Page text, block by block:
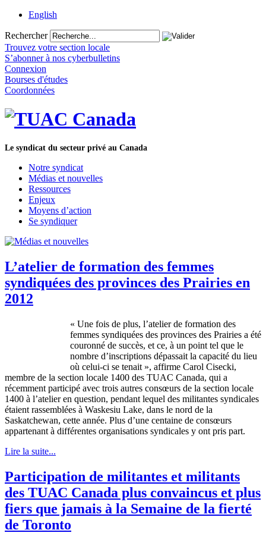
English
Rechercher
Trouvez votre section locale
S’abonner à nos cyberbulletins
Connexion
Bourses d'études
Coordonnées
Le syndicat du secteur privé au Canada
Notre syndicat
Médias et nouvelles
Ressources
Enjeux
Moyens d’action
Se syndiquer
L’atelier de formation des femmes
syndiquées des provinces des Prairies en
2012
« Une fois de plus, l’atelierde formation des
femmes syndiquées des provinces des Prairies a été
couronné de succès, et ce, à un point tel que le
nombre d’inscriptions dépassait la capacité du lieu
où celui-ci se tenait », affirme Carol Cisecki,
membre de la section locale 1400 des TUAC Canada, qui a
récemment participé avec trois autres consœurs de la section locale
1400 à l’atelieren question, pendant lequel des militantes syndicales
étaient rassemblées à Waskesiu Lake, dans le nord de la
Saskatchewan, cette année. Plus d’une centaine de consœurs
appartenant à différentes organisations syndicales y ont pris part.
Lire la suite...
Participation de militantes et militants
des TUAC Canada plus convaincus et plus
fiers que jamais à la Semaine de la fierté
de Toronto